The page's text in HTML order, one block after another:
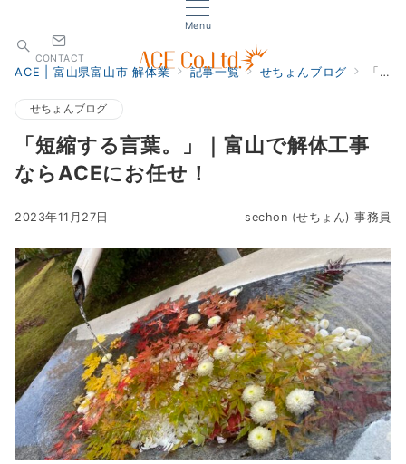
Menu
CONTACT
ACE | 富山県富山市 解体業 記事一覧 せちょんブログ 「短縮する言葉。」｜富山で解体工事ならACEにお任せ！
せちょんブログ
「短縮する言葉。」｜富山で解体工事
ならACEにお任せ！
2023年11月27日 sechon (せちょん) 事務員